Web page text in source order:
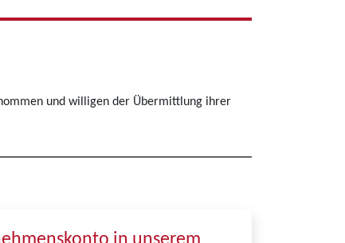
und willigen der Übermittlung ihrer